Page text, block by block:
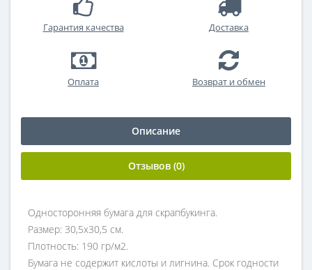
Гарантия качества Доставка
Оплата Возврат и обмен
Описание
Отзывов (0)
Односторонняя бумага для скрапбукинга.
Размер: 30,5х30,5 см.
Плотность: 190 гр/м2.
Бумага не содержит кислоты и лигнина. Срок годности